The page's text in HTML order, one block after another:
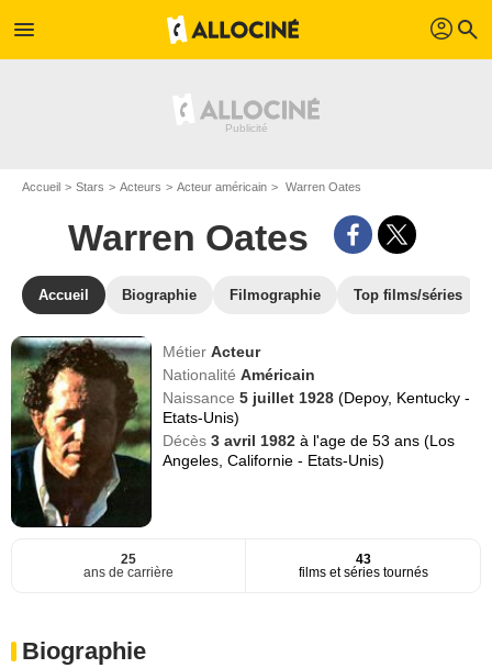
menu profil search
Accueil Stars Acteurs Acteur américain Warren Oates
Warren Oates
Accueil Biographie Filmographie Top films/séries
MétierActeur
NationalitéAméricain
Naissance5 juillet 1928(Depoy, Kentucky -
Etats-Unis)
Décès3 avril 1982à l'age de 53 ans (Los
Angeles, Californie - Etats-Unis)
25
ans de carrière
43
films et séries tournés
Biographie